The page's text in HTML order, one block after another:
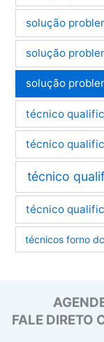
solução
solução
solução
técnico
técnico
técnico
técnico
técnicos forno
FALE DIRETO